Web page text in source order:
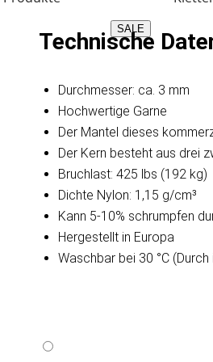
SALE
Technische
Durchmesser: ca. 3 mm
Hochwertige Garne
Der Mantel dieses
Der Kern besteht aus drei
Bruchlast: 425 lbs (192 kg)
Dichte Nylon: 1,15 g/cm³
Kann 5-10% schrumpfen
Hergestellt in Europa
Waschbar bei 30 °C